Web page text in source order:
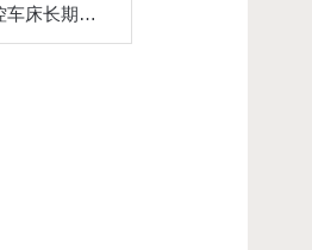
正确安装是确保全自动数控车床长期稳定性的关键步骤